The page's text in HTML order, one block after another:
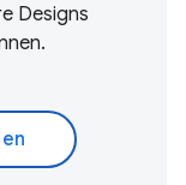
Designs